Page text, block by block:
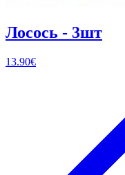
Лосось - 3шт
13.90€